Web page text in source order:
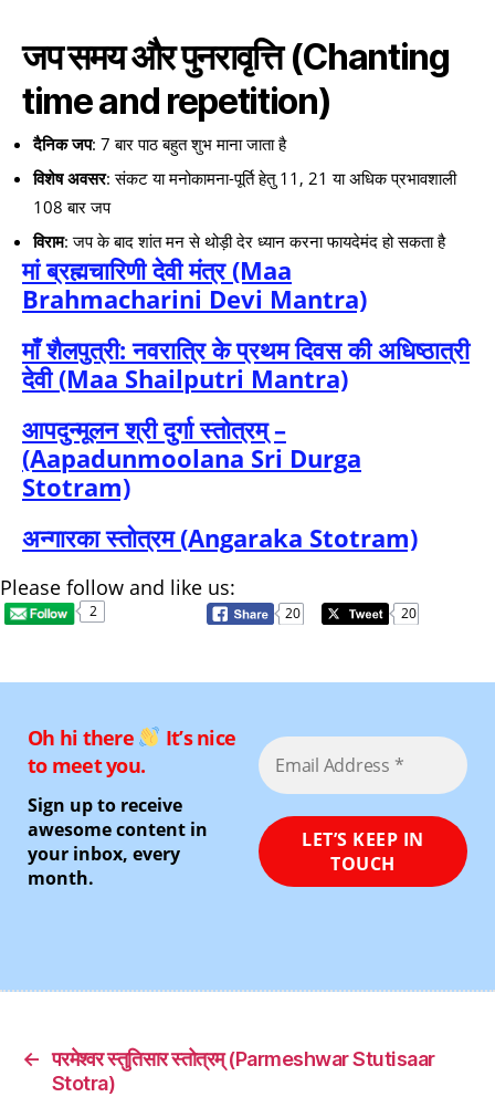
जप समय और पुनरावृत्ति (Chanting
time and repetition)
दैनिक जप: 7 बार पाठ बहुत शुभ माना जाता है
विशेष अवसर: संकट या मनोकामना-पूर्ति हेतु 11, 21 या अधिक प्रभावशाली
108 बार जप
विराम: जप के बाद शांत मन से थोड़ी देर ध्यान करना फायदेमंद हो सकता है
मां ब्रह्मचारिणी देवी मंत्र (Maa
Brahmacharini Devi Mantra)
माँ शैलपुत्री: नवरात्रि के प्रथम दिवस की अधिष्ठात्री
देवी (Maa Shailputri Mantra)
आपदुन्मूलन श्री दुर्गा स्तोत्रम् –
(Aapadunmoolana Sri Durga
Stotram)
अन्गारका स्तोत्रम (Angaraka Stotram)
Please follow and like us:
2 20 20
Oh hi there
It’s nice
to meet you.
Sign up to receive
awesome content in
your inbox, every
month.
← परमेश्वर स्तुतिसार स्तोत्रम् (Parmeshwar Stutisaar
Stotra)